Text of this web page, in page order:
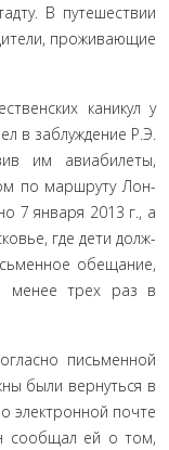
В путешествии
проживаю­щие
кани­кул у
в заблуждение Р.Э.
им авиабилеты,
по маршруту Лон­
7 января 2013 г., а
где дети долж­
обещание,
менее трех раз в
письменной
были вернуться в
электронной по­чте
сообщал ей о том,